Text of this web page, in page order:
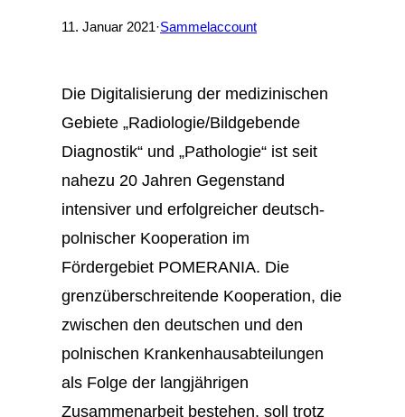
11. Januar 2021·Sammelaccount
Die Digitalisierung der medizinischen
Gebiete „Radiologie/Bildgebende
Diagnostik“ und „Pathologie“ ist seit
nahezu 20 Jahren Gegenstand
intensiver und erfolgreicher deutsch-
polnischer Kooperation im
Fördergebiet POMERANIA. Die
grenzüberschreitende Kooperation, die
zwischen den deutschen und den
polnischen Krankenhausabteilungen
als Folge der langjährigen
Zusammenarbeit bestehen, soll trotz